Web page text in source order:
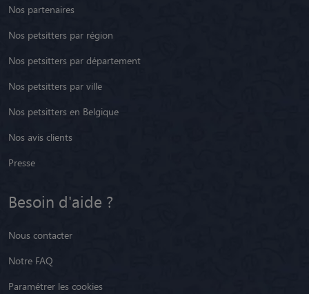
Nos partenaires
Nos petsitters par région
Nos petsitters par département
Nos petsitters par ville
Nos petsitters en Belgique
Nos avis clients
Presse
Besoin d'aide ?
Nous contacter
Notre FAQ
Paramétrer les cookies